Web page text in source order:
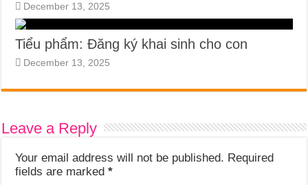
December 13, 2025
Tiểu phẩm: Đăng ký khai sinh cho con
December 13, 2025
Leave a Reply
Your email address will not be published. Required
fields are marked*